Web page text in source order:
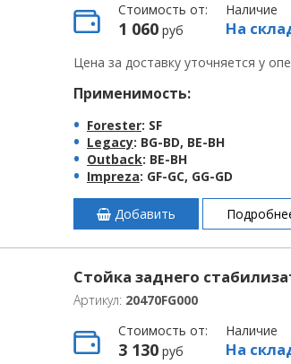
Стоимость от:
1 060руб
Наличие
На
Цена за доставку уточняется у
Применимость:
Forester: SF
Legacy: BG-BD, BE-BH
Outback: BE-BH
Impreza: GF-GC, GG-GD
Добавить
Стойка заднего
Артикул: 20470FG000
Стоимость от:
3 130руб
Наличие
На